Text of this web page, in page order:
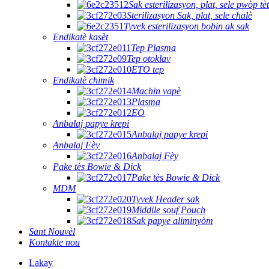
Sak esterilizasyon, plat, sele pwòp
Sterilizasyon Sak, plat, sele chalè
Tyvek esterilizasyon bobin ak sak
Endikatè kasèt
Tep Plasma
Tep otoklav
ETO tep
Endikatè chimik
Machin vapè
Plasma
EO
Anbalaj papye krepi
Anbalaj papye krepi
Anbalaj Fèy
Anbalaj Fèy
Pake tès Bowie & Dick
Pake tès Bowie & Dick
MDM
Tyvek Header sak
Middile souf Pouch
Sak papye aliminyòm
Sant Nouvèl
Kontakte nou
Lakay